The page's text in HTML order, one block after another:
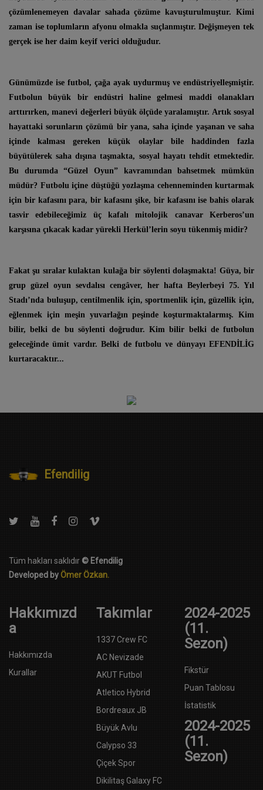
çözümlenemeyen davalar sahada çözüme kavuşturulmuştur. Kimi
zaman ise toplumların afyonu olmakla suçlanmıştır. Değişmeyen tek
gerçek ise her daim keyif verici olduğudur.
Günümüzde ise futbol, çağa ayak uydurmuş ve endüstriyelleşmiştir.
Futbolun büyük bir endüstri haline gelmesi maddi olanakları
arttırırken, manevi değerleri büyük ölçüde yaralamıştır. Artık sosyal
hayattaki sorunların çözümü bir yana, saha içinde yaşanan ve saha
içinde kalması gereken küçük olaylar bile haddinden fazla
büyütülerek saha dışına taşmakta, sosyal hayatı tehdit etmektedir.
Bu durumda “Güzel Oyun” kavramından bahsetmek mümkün
müdür? Futbolu içine düştüğü yozlaşma cehenneminden kurtarmak
için bir kafasını para, bir kafasını şike, bir kafasını ise bahis olarak
tasvir edebileceğimiz üç kafalı mitolojik canavar Kerberos’un
karşısına çıkacak kadar yürekli Herkül’lerin soyu tükenmiş midir?
Fakat şu sıralar kulaktan kulağa bir söylenti dolaşmakta! Güya, bir
grup güzel oyun sevdalısı cengâver, her hafta Beylerbeyi 75. Yıl
Stadı’nda buluşup, centilmenlik için, sportmenlik için, güzellik için,
eğlenmek için meşin yuvarlağın peşinde koşturmaktalarmış. Kim
bilir, belki de bu söylenti doğrudur. Kim bilir belki de futbolun
geleceğinde ümit vardır. Belki de futbolu ve dünyayı EFENDİLİG
kurtaracaktır...
Efendilig
Tüm hakları saklıdır© Efendilig
Developed byÖmer Özkan.
Hakkımızd
a
Hakkımızda
Kurallar
Takımlar
1337 Crew FC
AC Nevizade
AKUT Futbol
Atletico Hybrid
Bordreaux JB
Büyük Avlu
Calypso 33
Çiçek Spor
Dikilitaş Galaxy FC
2024-2025
(11.
Sezon)
Fikstür
Puan Tablosu
İstatistik
2024-2025
(11.
Sezon)